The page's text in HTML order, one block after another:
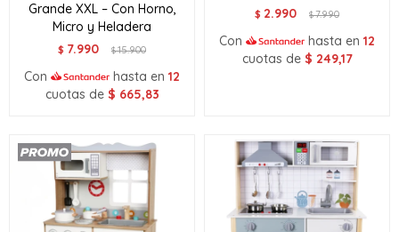
Grande XXL – Con Horno,
Micro y Heladera
$ 7.990 $15.900
Con hasta en 12
cuotas de $ 665,83
$ 2.990 $7.990
Con hasta en 12
cuotas de $ 249,17